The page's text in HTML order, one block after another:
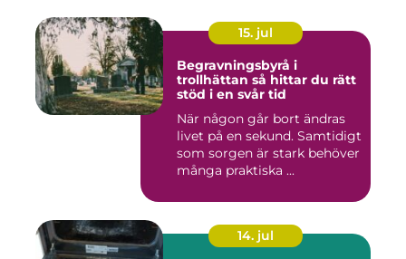
15. jul
Begravningsbyrå i
trollhättan så hittar du rätt
stöd i en svår tid
När någon går bort ändras
livet på en sekund. Samtidigt
som sorgen är stark behöver
många praktiska ...
14. jul